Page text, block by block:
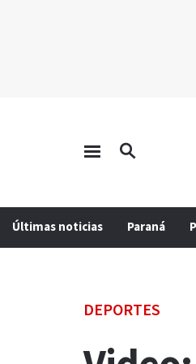
Últimas noticias Paraná
DEPORTES